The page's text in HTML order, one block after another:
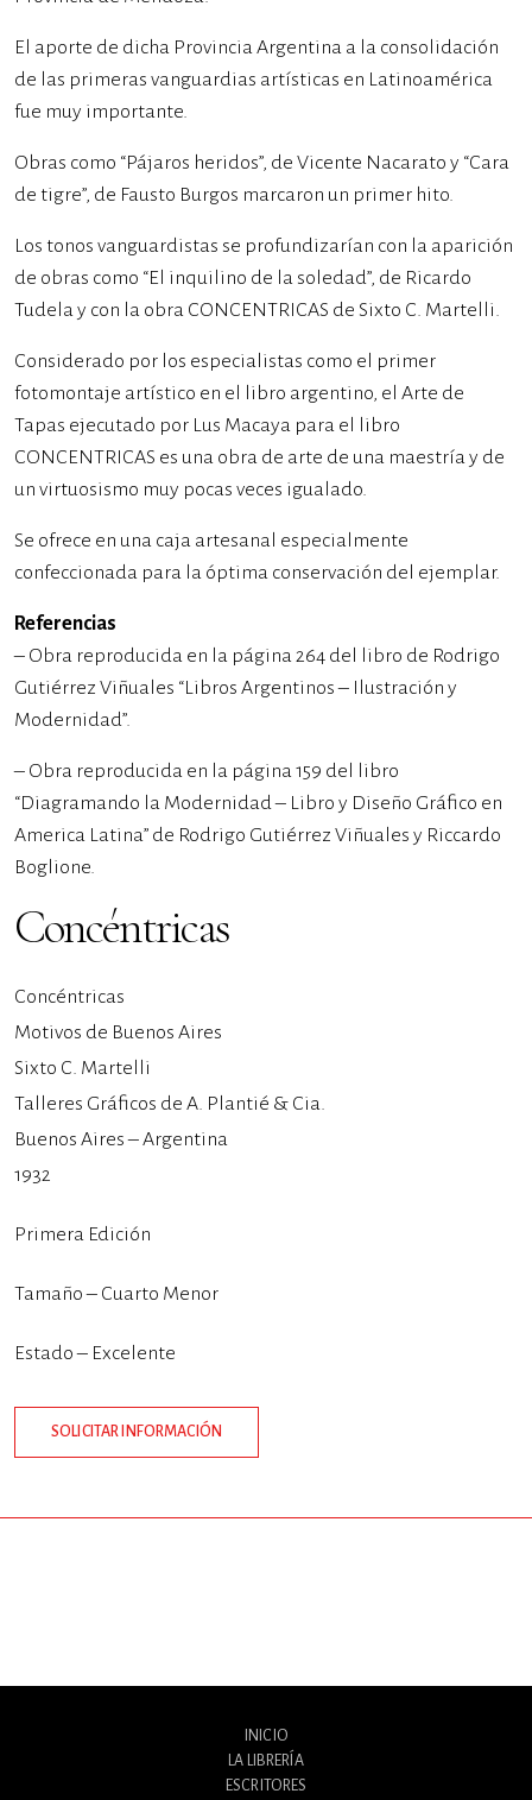
El aporte de dicha Provincia Argentina a la consolidación
de las primeras vanguardias artísticas en Latinoamérica
fue muy importante.
Obras como “Pájaros heridos”, de Vicente Nacarato y “Cara
de tigre”, de Fausto Burgos marcaron un primer hito.
Los tonos vanguardistas se profundizarían con la aparición
de obras como “El inquilino de la soledad”, de Ricardo
Tudela y con la obra CONCENTRICAS de Sixto C. Martelli.
Considerado por los especialistas como el primer
fotomontaje artístico en el libro argentino, el Arte de
Tapas ejecutado por Lus Macaya para el libro
CONCENTRICAS es una obra de arte de una maestría y de
un virtuosismo muy pocas veces igualado.
Se ofrece en una caja artesanal especialmente
confeccionada para la óptima conservación del ejemplar.
Referencias
– Obra reproducida en la página 264 del libro de Rodrigo
Gutiérrez Viñuales “Libros Argentinos – Ilustración y
Modernidad”.
– Obra reproducida en la página 159 del libro
“Diagramando la Modernidad – Libro y Diseño Gráfico en
America Latina” de Rodrigo Gutiérrez Viñuales y Riccardo
Boglione.
Concéntricas
Concéntricas
Motivos de Buenos Aires
Sixto C. Martelli
Talleres Gráficos de A. Plantié & Cia.
Buenos Aires – Argentina
1932
Primera Edición
Tamaño – Cuarto Menor
Estado – Excelente
SOLICITAR INFORMACIÓN
INICIO
LA LIBRERÍA
ESCRITORES